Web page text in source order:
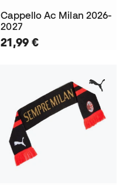
Cappello Ac Milan 2026-
2027
21,99 €